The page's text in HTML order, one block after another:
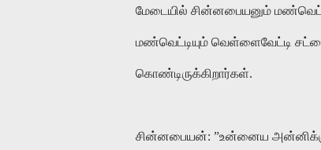
மேடையில் சின்னபையனும்
மண்வெட்டியும் வெள்ளைவேட்டி
கொண்டிருக்கிறார்கள்.
சின்னபையன்: ”உன்னைய அன்னிக்கு